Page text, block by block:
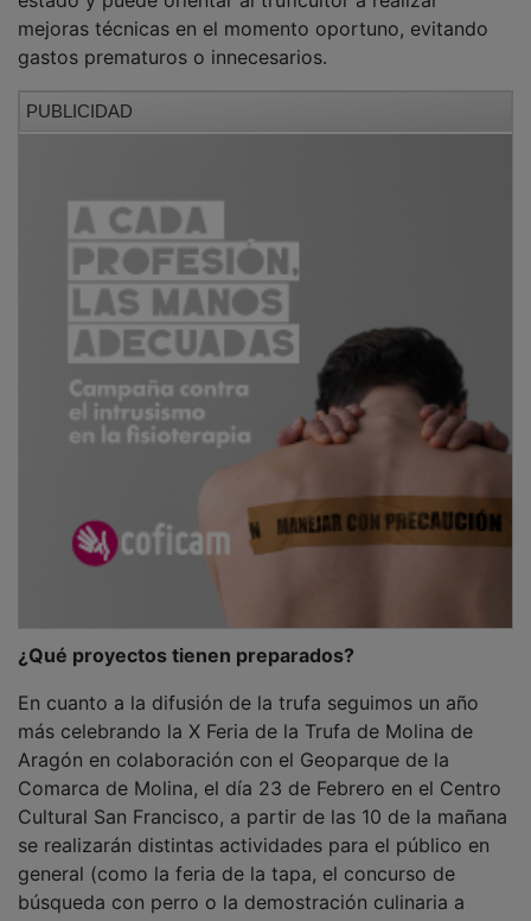
mejoras técnicas en el momento oportuno, evitando
gastos prematuros o innecesarios.
más celebrando la X Feria de la Trufa de Molina de
Aragón en colaboración con el Geoparque de la
Comarca de Molina, el día 23 de Febrero en el Centro
Cultural San Francisco, a partir de las 10 de la mañana
se realizarán distintas actividades para el público en
general (como la feria de la tapa, el concurso de
búsqueda con perro o la demostración culinaria a
cargo de Enrique Mellado, que es nuestra novedad de